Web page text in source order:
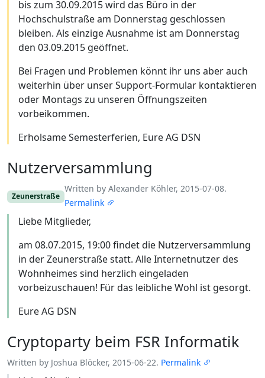
bis zum 30.09.2015 wird das Büro in der
Hochschulstraße am Donnerstag geschlossen
bleiben. Als einzige Ausnahme ist am Donnerstag
den 03.09.2015 geöffnet.
Bei Fragen und Problemen könnt ihr uns aber auch
weiterhin über unser Support-Formular kontaktieren
oder Montags zu unseren Öffnungszeiten
vorbeikommen.
Erholsame Semesterferien, Eure AG DSN
Nutzerversammlung
Zeunerstraße
Written by Alexander Köhler, 2015-07-08.
Permalink
Liebe Mitglieder,
am 08.07.2015, 19:00 findet die Nutzerversammlung
in der Zeunerstraße statt. Alle Internetnutzer des
Wohnheimes sind herzlich eingeladen
vorbeizuschauen! Für das leibliche Wohl ist gesorgt.
Eure AG DSN
Cryptoparty beim FSR Informatik
Written by Joshua Blöcker, 2015-06-22. Permalink